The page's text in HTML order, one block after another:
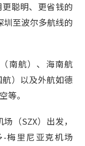
聪明、更省钱的
圳至波尔多航线的
南航）、海南航
）以及外航如德
等。
（SZX）出发，
梅里尼亚克机场